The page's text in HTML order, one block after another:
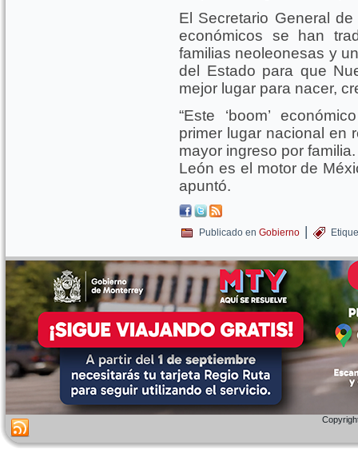
El Secretario General
económicos se han
familias neoleonesas y
del Estado para que
mejor lugar para nacer,
“Este ‘boom’
primer lugar nacional en
mayor ingreso por
León es el motor de
apuntó.
Publicado en Gobierno |